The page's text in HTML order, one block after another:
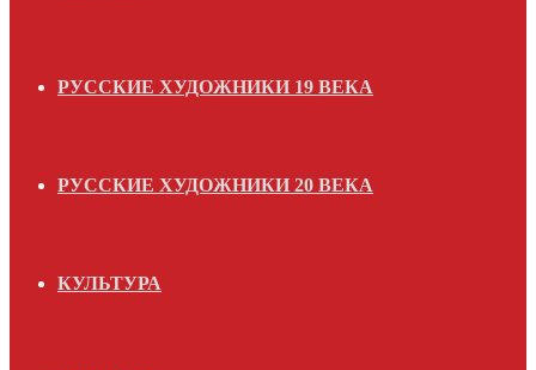
РУССКИЕ ХУДОЖНИКИ 19 ВЕКА
РУССКИЕ ХУДОЖНИКИ 20 ВЕКА
КУЛЬТУРА